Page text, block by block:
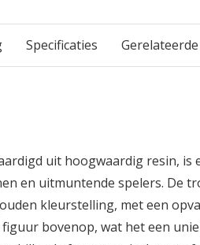
Specificaties
uit hoogwaardig resin, is
en uitmuntende spelers. De
kleurstelling, met een
figuur bovenop, wat het een